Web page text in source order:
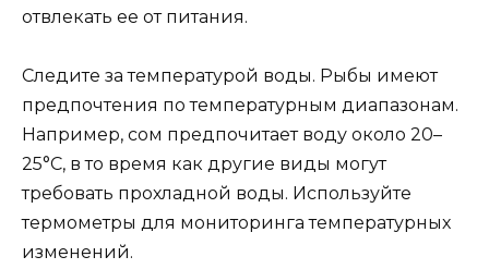
отвлекать ее от питания.
Следите за температурой воды. Рыбы имеют
предпочтения по температурным диапазонам.
Например, сом предпочитает воду около 20–
25°C, в то время как другие виды могут
требовать прохладной воды. Используйте
термометры для мониторинга температурных
изменений.